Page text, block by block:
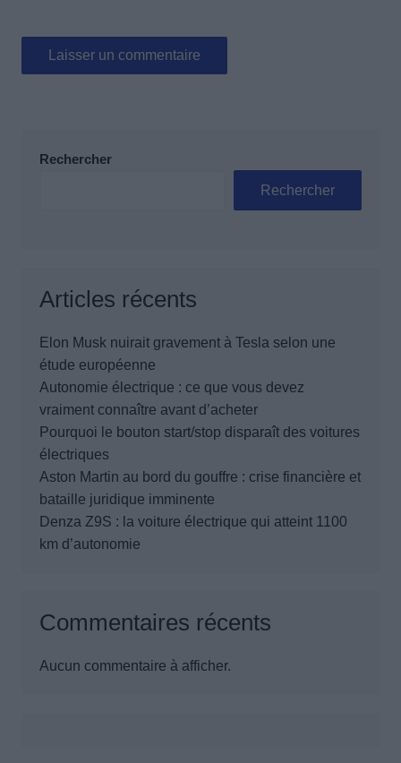
Rechercher
Rechercher
Articles récents
Elon Musk nuirait gravement à Tesla selon une
étude européenne
Autonomie électrique : ce que vous devez
vraiment connaître avant d’acheter
Pourquoi le bouton start/stop disparaît des voitures
électriques
Aston Martin au bord du gouffre : crise financière et
bataille juridique imminente
Denza Z9S : la voiture électrique qui atteint 1100
km d’autonomie
Commentaires récents
Aucun commentaire à afficher.